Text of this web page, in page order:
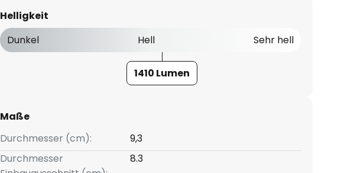
Helligkeit
Dunkel
Hell Sehr hell
1410 Lumen
Maße
Durchmesser (cm):
9,3
Durchmesser
8.3